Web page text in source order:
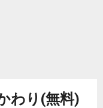
わり(無料)